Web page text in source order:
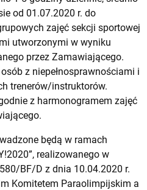
od 01.07.2020 r. do
zajęć sekcji sportowej
utworzonymi w wyniku
przez Zamawiającego.
z niepełnosprawnościami i
trenerów/instruktorów.
z harmonogramem zajęć
będą w ramach
realizowanego w
BF/D z dnia 10.04.2020 r.
Komitetem Paraolimpijskim a